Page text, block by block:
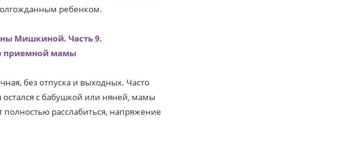
ребенком.
Мишкиной. Часть 9.
приемной мамы
без отпуска и выходных. Часто
с бабушкой или няней, мамы
расслабиться, напряжение